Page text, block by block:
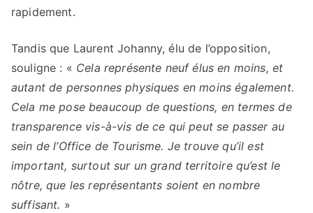
rapidement.
Tandis que Laurent Johanny, élu de l’opposition,
souligne : « Cela représente neuf élus en moins, et
autant de personnes physiques en moins également.
Cela me pose beaucoup de questions, en termes de
transparence vis-à-vis de ce qui peut se passer au
sein de l’Office de Tourisme. Je trouve qu’il est
important, surtout sur un grand territoire qu’est le
nôtre, que les représentants soient en nombre
suffisant. »